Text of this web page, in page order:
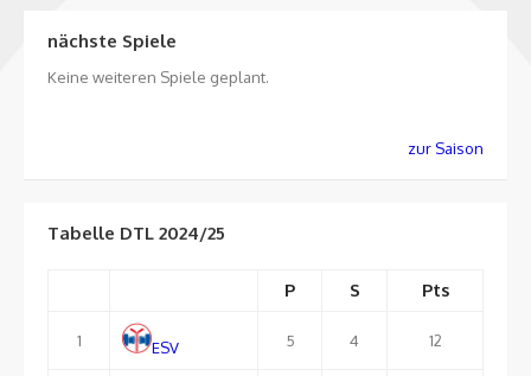
nächste Spiele
Keine weiteren Spiele geplant.
zur Saison
Tabelle DTL 2024/25
P S Pts
1 ESV 5 4 12